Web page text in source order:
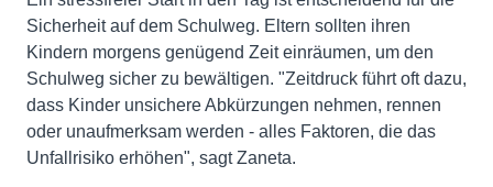
Sicherheit auf dem Schulweg. Eltern sollten ihren
Kindern morgens genügend Zeit einräumen, um den
Schulweg sicher zu bewältigen. "Zeitdruck führt oft dazu,
dass Kinder unsichere Abkürzungen nehmen, rennen
oder unaufmerksam werden - alles Faktoren, die das
Unfallrisiko erhöhen", sagt Zaneta.